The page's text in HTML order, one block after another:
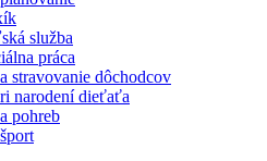
služba
práca
stravovanie dôchodcov
narodení dieťaťa
pohreb